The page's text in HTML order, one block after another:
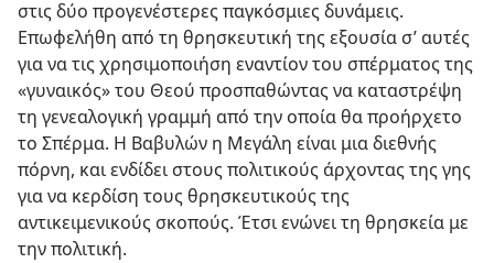
στις δύο προγενέστερες παγκόσμιες δυνάμεις.
Επωφελήθη από τη θρησκευτική της εξουσία σ’ αυτές
για να τις χρησιμοποιήση εναντίον του σπέρματος της
«γυναικός» του Θεού προσπαθώντας να καταστρέψη
τη γενεαλογική γραμμή από την οποία θα προήρχετο
το Σπέρμα. Η Βαβυλών η Μεγάλη είναι μια διεθνής
πόρνη, και ενδίδει στους πολιτικούς άρχοντας της γης
για να κερδίση τους θρησκευτικούς της
αντικειμενικούς σκοπούς. Έτσι ενώνει τη θρησκεία με
την πολιτική.